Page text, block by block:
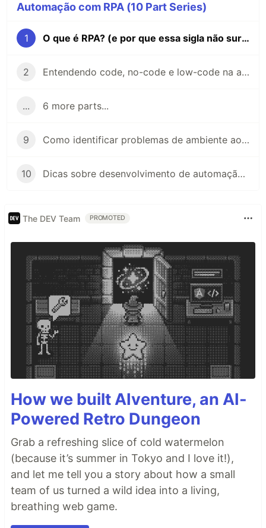
Automação com RPA (10 Part Series)
1 O que é RPA? (e por que essa sigla não surgiu para tirar empregos)
2 Entendendo code, no-code e low-code na automação
... 6 more parts...
9 Como identificar problemas de ambiente ao tentar instalar BotCity Studio SDK
10 Dicas sobre desenvolvimento de automação com visão computacional
The DEV Team PROMOTED
How we built AIventure, an AI-
Powered Retro Dungeon
Grab a refreshing slice of cold watermelon
(because it’s summer in Tokyo and I love it!),
and let me tell you a story about how a small
team of us turned a wild idea into a living,
breathing web game.